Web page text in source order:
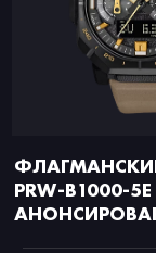
ФЛАГМАНСКИЕ
PRW-B1000-5E